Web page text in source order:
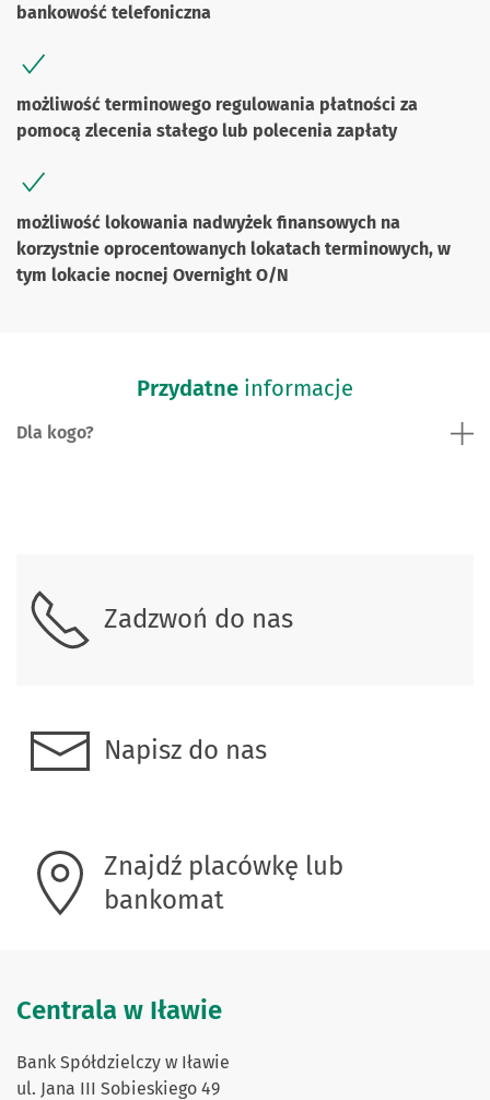
bankowość telefoniczna
możliwość terminowego regulowania płatności za
pomocą zlecenia stałego lub polecenia zapłaty
możliwość lokowania nadwyżek finansowych na
korzystnie oprocentowanych lokatach terminowych, w
tym lokacie nocnej Overnight O/N
Przydatne informacje
Dla kogo?
Zadzwoń do nas
Napisz do nas
Znajdź placówkę lub
bankomat
Centrala w Iławie
Bank Spółdzielczy w Iławie
ul. Jana III Sobieskiego 49